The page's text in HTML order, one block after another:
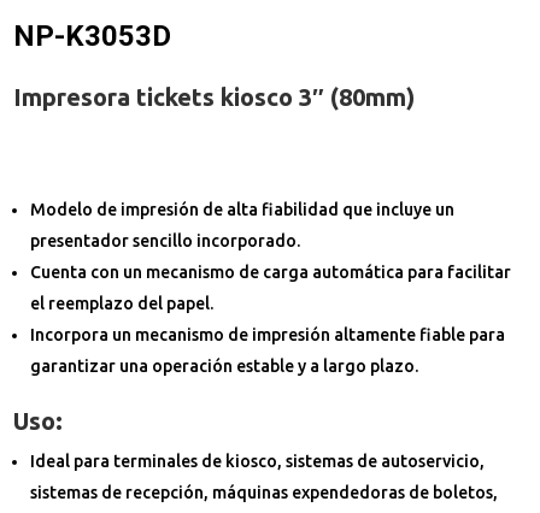
NP-K3053D
Impresora tickets kiosco 3″ (80mm)
Modelo de impresión de alta fiabilidad que incluye un
presentador sencillo incorporado.
Cuenta con un mecanismo de carga automática para facilitar
el reemplazo del papel.
Incorpora un mecanismo de impresión altamente fiable para
garantizar una operación estable y a largo plazo.
Uso:
Ideal para terminales de kiosco, sistemas de autoservicio,
sistemas de recepción, máquinas expendedoras de boletos,